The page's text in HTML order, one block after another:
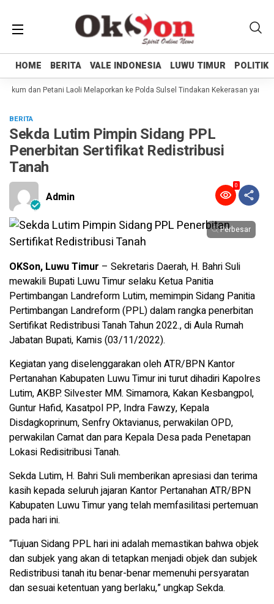
HOME BERITA VALE INDONESIA LUWU TIMUR POLITIK
HOME BERITA VALE INDONESIA LUWU TIMUR POLITIK
dan Petani Laoli Melaporkan ke Polda Sulsel Tindakan Kekerasan yang
BERITA
Sekda Lutim Pimpin Sidang PPL
Penerbitan Sertifikat Redistribusi
Tanah
Admin
0
Perbesar
OKSon, Luwu Timur – Sekretaris Daerah, H. Bahri Suli
mewakili Bupati Luwu Timur selaku Ketua Panitia
Pertimbangan Landreform Lutim, memimpin Sidang Panitia
Pertimbangan Landreform (PPL) dalam rangka penerbitan
Sertifikat Redistribusi Tanah Tahun 2022., di Aula Rumah
Jabatan Bupati, Kamis (03/11/2022).
Kegiatan yang diselenggarakan oleh ATR/BPN Kantor
Pertanahan Kabupaten Luwu Timur ini turut dihadiri Kapolres
Lutim, AKBP. Silvester MM. Simamora, Kakan Kesbangpol,
Guntur Hafid, Kasatpol PP, Indra Fawzy, Kepala
Disdagkoprinum, Senfry Oktavianus, perwakilan OPD,
perwakilan Camat dan para Kepala Desa pada Penetapan
Lokasi Redisitribusi Tanah.
Sekda Lutim, H. Bahri Suli memberikan apresiasi dan terima
kasih kepada seluruh jajaran Kantor Pertanahan ATR/BPN
Kabupaten Luwu Timur yang telah memfasilitasi pertemuan
pada hari ini.
“Tujuan Sidang PPL hari ini adalah memastikan bahwa objek
dan subjek yang akan di tetapkan menjadi objek dan subjek
Redistribusi tanah itu benar-benar memenuhi persyaratan
dan sesuai ketentuan yang berlaku,” ungkap Sekda.